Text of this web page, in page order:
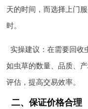
天的时间，而选择上门
时。
实操建议：在需要回收
如虫草的数量、品质、
评估，提高交易效率。
二、保证价格合理